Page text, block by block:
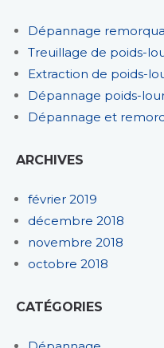
Dépannage
Treuillage de poids-
Extraction de poids-
Dépannage poids-
Dépannage et
ARCHIVES
février 2019
décembre 2018
novembre 2018
octobre 2018
CATÉGORIES